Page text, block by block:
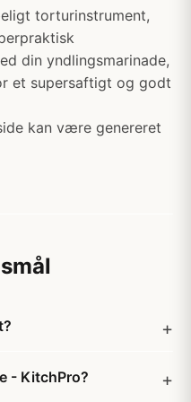
torturinstrument,
din yndlingsmarinade,
et supersaftigt og godt
kan være genereret
- KitchPro?